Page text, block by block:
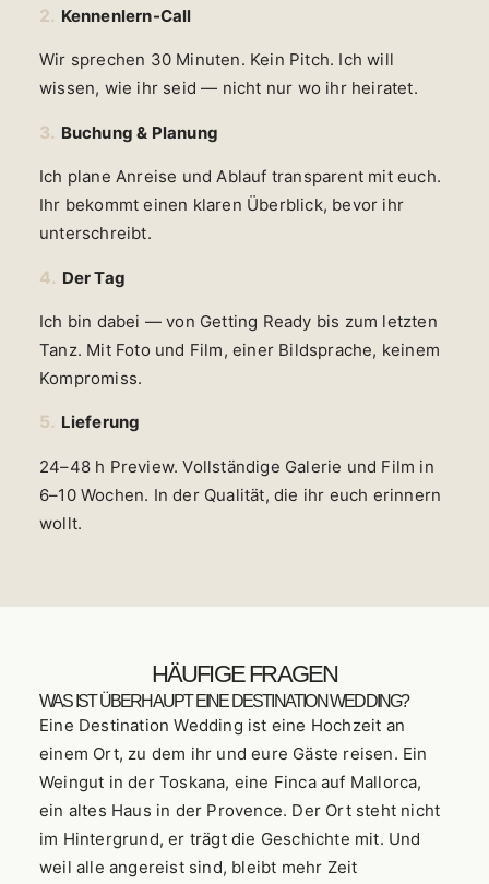
2. Kennenlern-Call
Wir sprechen 30 Minuten. Kein Pitch. Ich will
wissen, wie ihr seid — nicht nur wo ihr heiratet.
3. Buchung & Planung
Ich plane Anreise und Ablauf transparent mit euch.
Ihr bekommt einen klaren Überblick, bevor ihr
unterschreibt.
4. Der Tag
Ich bin dabei — von Getting Ready bis zum letzten
Tanz. Mit Foto und Film, einer Bildsprache, keinem
Kompromiss.
5. Lieferung
24–48 h Preview. Vollständige Galerie und Film in
6–10 Wochen. In der Qualität, die ihr euch erinnern
wollt.
HÄUFIGE FRAGEN
WAS IST ÜBERHAUPT EINE DESTINATION WEDDING?
Eine Destination Wedding ist eine Hochzeit an
einem Ort, zu dem ihr und eure Gäste reisen. Ein
Weingut in der Toskana, eine Finca auf Mallorca,
ein altes Haus in der Provence. Der Ort steht nicht
im Hintergrund, er trägt die Geschichte mit. Und
weil alle angereist sind, bleibt mehr Zeit